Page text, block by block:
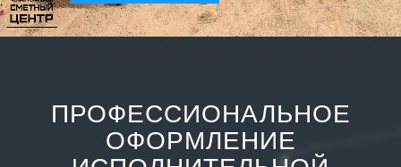
ПРОФЕССИОНАЛЬНОЕ
ОФОРМЛЕНИЕ